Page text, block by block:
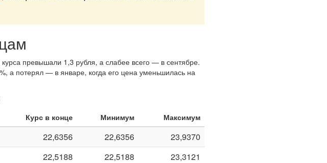
превышали 1,3 рубля, а слабее всего — в сентябре.
а потерял — в январе, когда его цена уменьшилась на
Курс в конце Минимум Максимум
22,6356 22,6356
23,9370
22,5188 22,5188
23,3121